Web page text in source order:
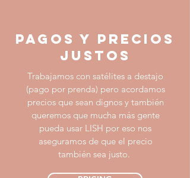
PAGOS Y PRECIOS
JUSTOS
Trabajamos con satélites a destajo
(pago por prenda) pero acordamos
precios que sean dignos y también
queremos que mucha más gente
pueda usar LISH por eso nos
aseguramos de que el precio
también sea justo.